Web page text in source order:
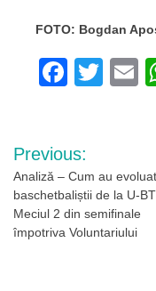
FOTO: Bogdan
Navigare
în
articole
Previous:
Analiză – Cum au evoluat
baschetbaliștii de la U-
Meciul 2 din semifinale
împotriva Voluntariului